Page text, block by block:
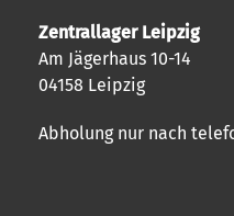
Zentrallager Leipzig
Am Jägerhaus 10-14
04158 Leipzig
Abholung nur nach